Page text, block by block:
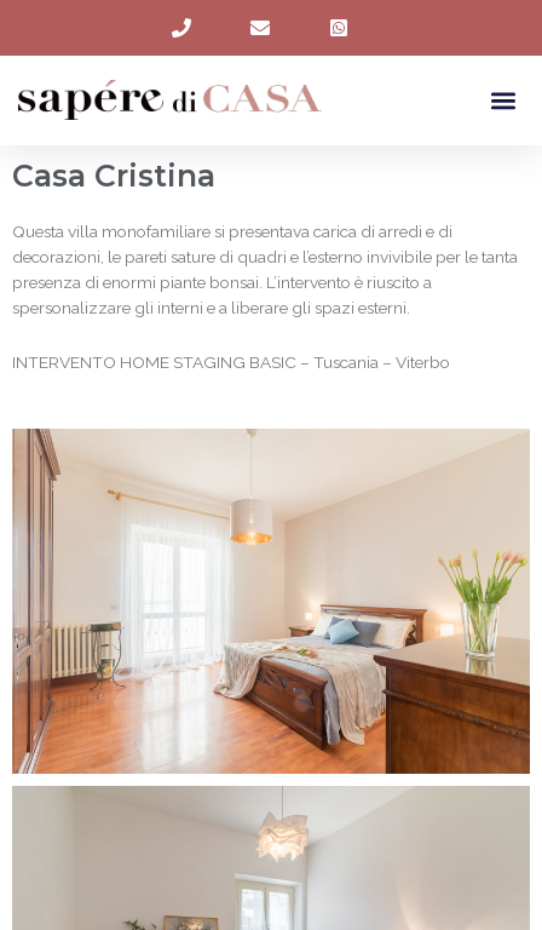
contenuto
Casa Cristina
Questa villa monofamiliare si presentava carica di arredi e di
decorazioni, le pareti sature di quadri e l’esterno invivibile per le tanta
presenza di enormi piante bonsai. L’intervento è riuscito a
spersonalizzare gli interni e a liberare gli spazi esterni.
INTERVENTO HOME STAGING BASIC – Tuscania – Viterbo